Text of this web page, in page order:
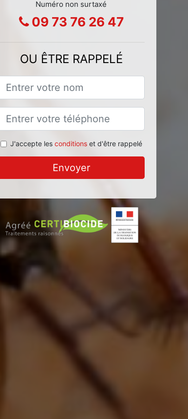
Numéro non surtaxé
09 73 76 26 47
OU ÊTRE RAPPELÉ
J'accepte les conditionset d'être rappelé
Envoyer